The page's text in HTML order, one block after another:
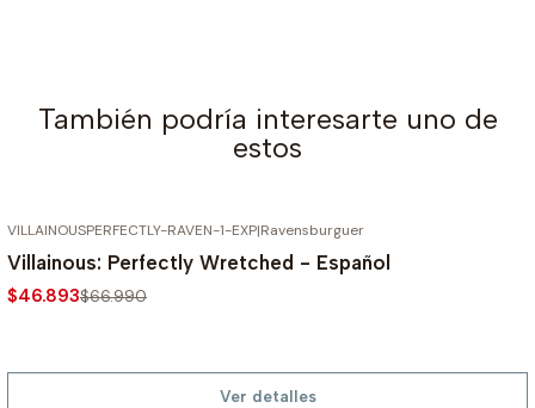
También podría interesarte uno de
estos
-30%
VILLAINOUSPERFECTLY-RAVEN-1-EXP|Ravensburguer
Villainous: Perfectly Wretched - Español
$46.893$66.990
Ver detalles